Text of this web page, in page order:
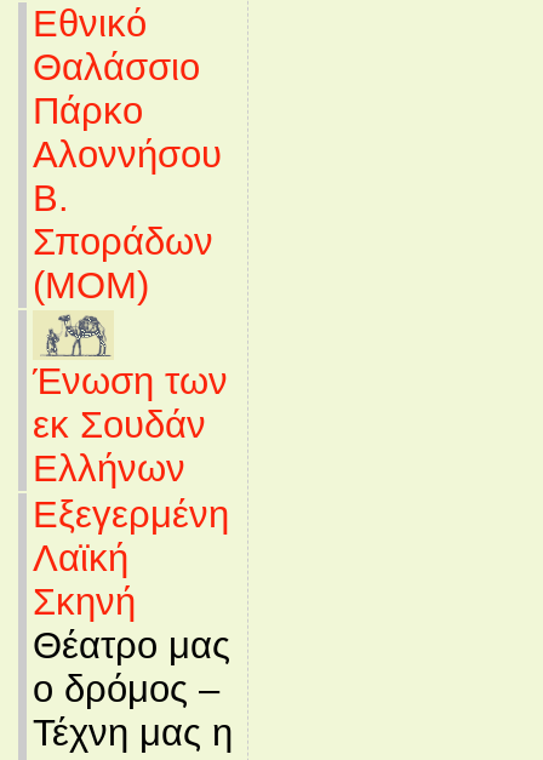
Εθνικό
Θαλάσσιο
Πάρκο
Αλοννήσου
Β.
Σποράδων
(MOM)
Ένωση των
εκ Σουδάν
Ελλήνων
Εξεγερμένη
Λαϊκή
Σκηνή
Θέατρο μας
ο δρόμος –
Τέχνη μας η